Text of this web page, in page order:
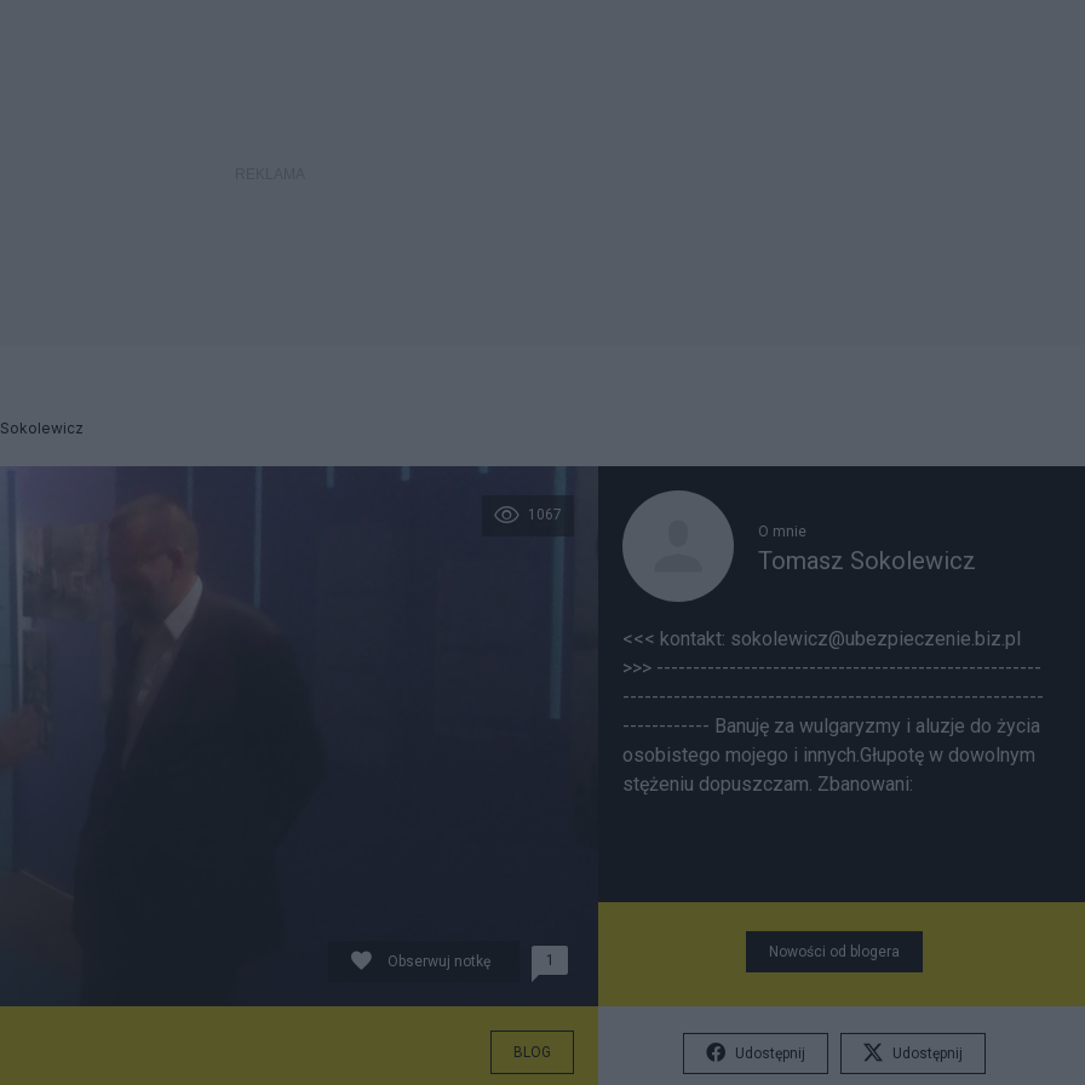
1067
Obserwuj notkę 1
BLOG
O mnie
Tomasz Sokolewicz
<<< kontakt: sokolewicz@ubezpieczenie.biz.pl
>>> -----------------------------------------------------
----------------------------------------------------------
------------ Banuję za wulgaryzmy i aluzje do życia
osobistego mojego i innych.Głupotę w dowolnym
stężeniu dopuszczam. Zbanowani:
Nowości od blogera
Udostępnij Udostępnij